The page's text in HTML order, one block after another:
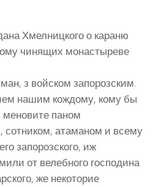
Хмелницкого о караню
чинящих монастыреве
з войском запорозским.
нашим кождому, кому бы
меновите паном
сотником, атаманом и всему
запорозского, иж
от велебного господина
же некоторие